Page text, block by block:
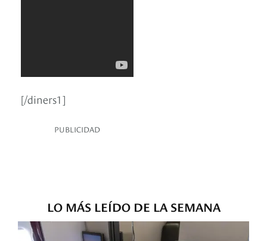
[/diners1]
PUBLICIDAD
LO MÁS LEÍDO DE LA SEMANA